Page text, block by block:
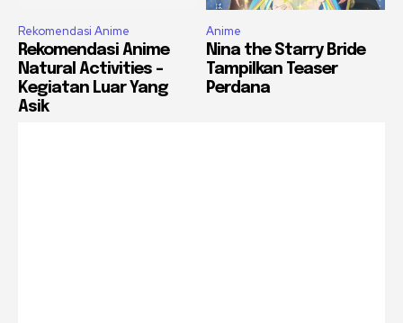
Rekomendasi Anime
Rekomendasi Anime
Natural Activities –
Kegiatan Luar Yang
Asik
Anime
Nina the Starry Bride
Tampilkan Teaser
Perdana